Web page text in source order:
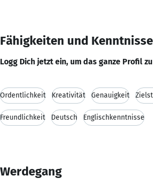
Fähigkeiten und Kenntnisse
Logg Dich jetzt ein, um das ganze Profil
Ordentlichkeit Kreativität Genauigkeit
Freundlichkeit Deutsch Englischkenntnisse
Werdegang